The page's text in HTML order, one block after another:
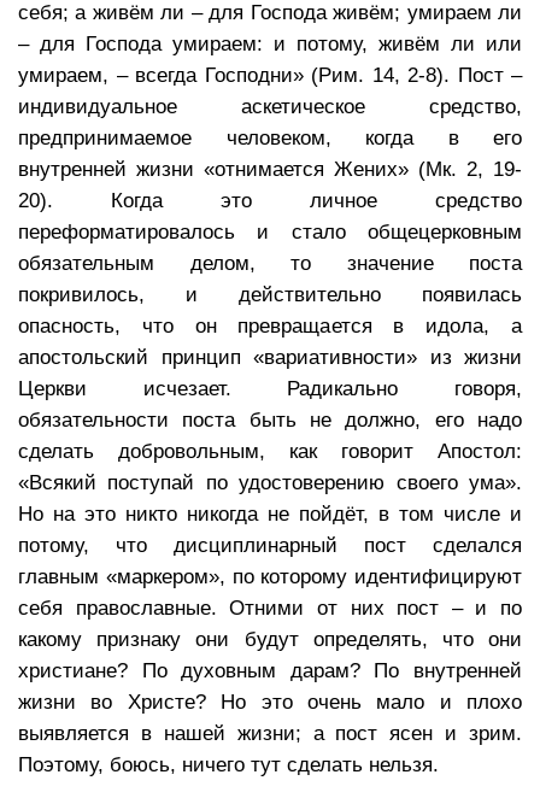
себя; а живём ли – для Господа живём; умираем ли
– для Господа умираем: и потому, живём ли или
умираем, – всегда Господни» (Рим. 14, 2-8). Пост –
индивидуальное аскетическое средство,
предпринимаемое человеком, когда в его
внутренней жизни «отнимается Жених» (Мк. 2, 19-
20). Когда это личное средство
переформатировалось и стало общецерковным
обязательным делом, то значение поста
покривилось, и действительно появилась
опасность, что он превращается в идола, а
апостольский принцип «вариативности» из жизни
Церкви исчезает. Радикально говоря,
обязательности поста быть не должно, его надо
сделать добровольным, как говорит Апостол:
«Всякий поступай по удостоверению своего ума».
Но на это никто никогда не пойдёт, в том числе и
потому, что дисциплинарный пост сделался
главным «маркером», по которому идентифицируют
себя православные. Отними от них пост – и по
какому признаку они будут определять, что они
христиане? По духовным дарам? По внутренней
жизни во Христе? Но это очень мало и плохо
выявляется в нашей жизни; а пост ясен и зрим.
Поэтому, боюсь, ничего тут сделать нельзя.